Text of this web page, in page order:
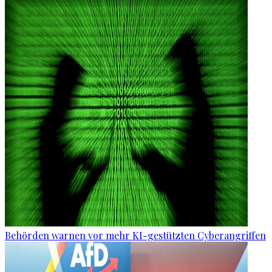
Behörden warnen vor mehr KI-gestützten Cyberangriffen